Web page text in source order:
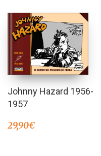
Johnny Hazard 1956-
1957
29,90€